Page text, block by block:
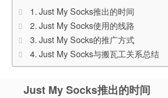
Just My Socks推出的时间
Just My Socks使用的线路
Just My Socks的推广方式
Just My Socks与搬瓦工关系总结
Just My Socks推出的时间